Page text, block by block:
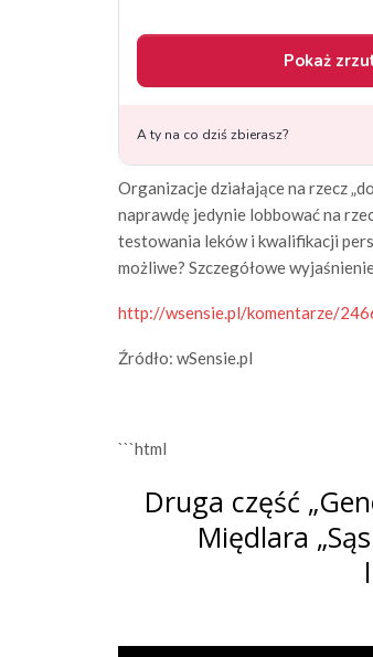
Organizacje działające na rzecz
naprawdę jedynie lobbować na
testowania leków i kwalifikacji
możliwe? Szczegółowe
http://wsensie.pl/komentarze/
Źródło: wSensie.pl
```html
Druga część
Międlara